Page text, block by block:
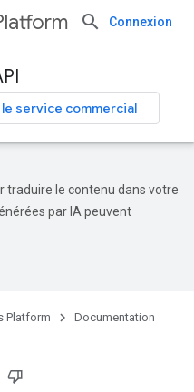
Connexion
service commercial
traduire le contenu dans votre
par IA peuvent
Platform
Documentation